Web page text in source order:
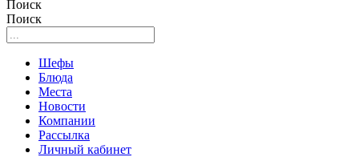
Поиск
Поиск
Шефы
Блюда
Места
Новости
Компании
Рассылка
Личный кабинет